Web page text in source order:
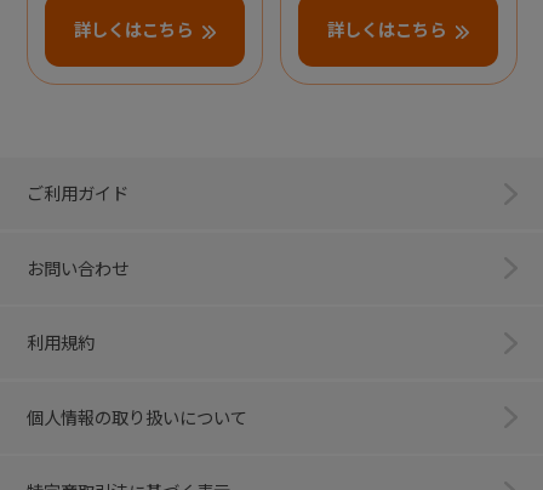
詳しくはこちら 詳しくはこちら
ご利用ガイド
お問い合わせ
利用規約
個人情報の取り扱いについて